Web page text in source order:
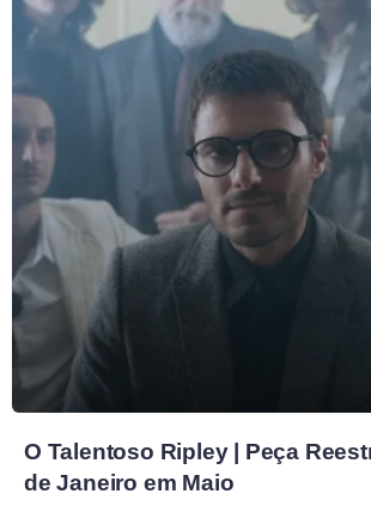
O Talentoso Ripley | Peça
de Janeiro em Maio